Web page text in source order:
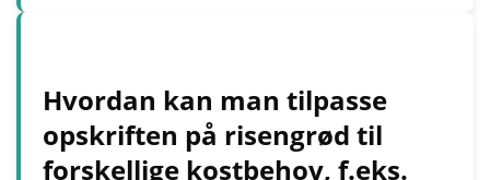
Hvordan kan man tilpasse
opskriften på risengrød til
forskellige kostbehov, f.eks.